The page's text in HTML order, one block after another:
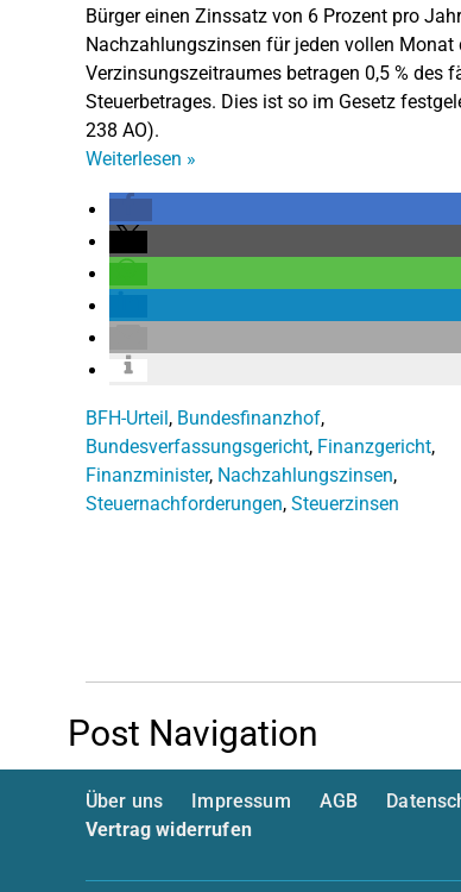
Bürger einen Zinssatz von 6 Prozent pro
Nachzahlungszinsen für jeden vollen Monat
Verzinsungszeitraumes betragen 0,5 % des
Steuerbetrages. Dies ist so im Gesetz
238 AO).
Weiterlesen »
BFH-Urteil, Bundesfinanzhof,
Bundesverfassungsgericht, Finanzgericht,
Finanzminister, Nachzahlungszinsen,
Steuernachforderungen, Steuerzinsen
Post Navigation
Über uns Impressum AGB
Vertrag widerrufen